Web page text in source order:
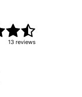
13reviews